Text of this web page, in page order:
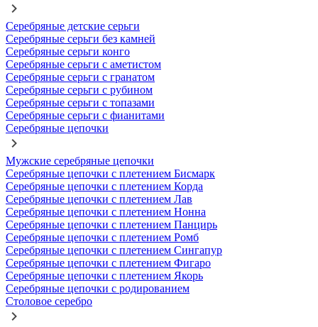
Серебряные детские серьги
Серебряные серьги без камней
Серебряные серьги конго
Серебряные серьги с аметистом
Серебряные серьги с гранатом
Серебряные серьги с рубином
Серебряные серьги с топазами
Серебряные серьги с фианитами
Серебряные цепочки
Мужские серебряные цепочки
Серебряные цепочки с плетением Бисмарк
Серебряные цепочки с плетением Корда
Серебряные цепочки с плетением Лав
Серебряные цепочки с плетением Нонна
Серебряные цепочки с плетением Панцирь
Серебряные цепочки с плетением Ромб
Серебряные цепочки с плетением Сингапур
Серебряные цепочки с плетением Фигаро
Серебряные цепочки с плетением Якорь
Серебряные цепочки с родированием
Столовое серебро